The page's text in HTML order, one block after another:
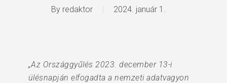
By redaktor 2024. január 1.
„Az Országgyűlés 2023. december 13-i
ülésnapján elfogadta a nemzeti adatvagyon